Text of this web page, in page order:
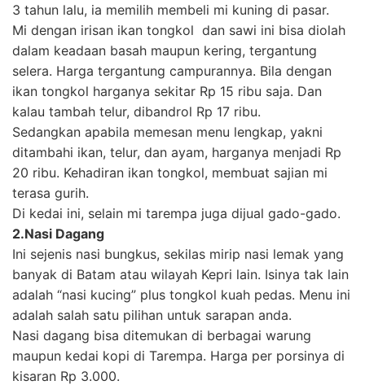
3 tahun lalu, ia memilih membeli mi kuning di pasar.
Mi dengan irisan ikan tongkol dan sawi ini bisa diolah
dalam keadaan basah maupun kering, tergantung
selera. Harga tergantung campurannya. Bila dengan
ikan tongkol harganya sekitar Rp 15 ribu saja. Dan
kalau tambah telur, dibandrol Rp 17 ribu.
Sedangkan apabila memesan menu lengkap, yakni
ditambahi ikan, telur, dan ayam, harganya menjadi Rp
20 ribu. Kehadiran ikan tongkol, membuat sajian mi
terasa gurih.
Di kedai ini, selain mi tarempa juga dijual gado-gado.
2.Nasi Dagang
Ini sejenis nasi bungkus, sekilas mirip nasi lemak yang
banyak di Batam atau wilayah Kepri lain. Isinya tak lain
adalah “nasi kucing” plus tongkol kuah pedas. Menu ini
adalah salah satu pilihan untuk sarapan anda.
Nasi dagang bisa ditemukan di berbagai warung
maupun kedai kopi di Tarempa. Harga per porsinya di
kisaran Rp 3.000.